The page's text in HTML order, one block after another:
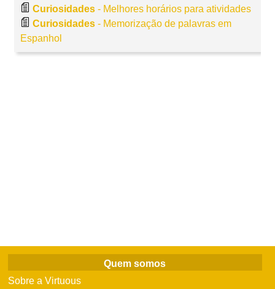
Curiosidades - Melhores horários para atividades
Curiosidades - Memorização de palavras em
Espanhol
Quem somos
Sobre a Virtuous